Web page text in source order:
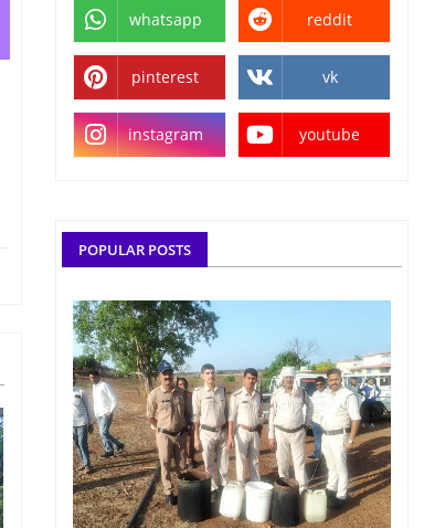
whatsapp reddit
pinterest vk
instagram youtube
POPULAR POSTS